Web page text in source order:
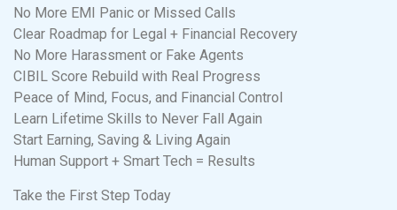
No More EMI Panic or Missed Calls
Clear Roadmap for Legal + Financial Recovery
No More Harassment or Fake Agents
CIBIL Score Rebuild with Real Progress
Peace of Mind, Focus, and Financial Control
Learn Lifetime Skills to Never Fall Again
Start Earning, Saving & Living Again
Human Support + Smart Tech = Results
Take the First Step Today